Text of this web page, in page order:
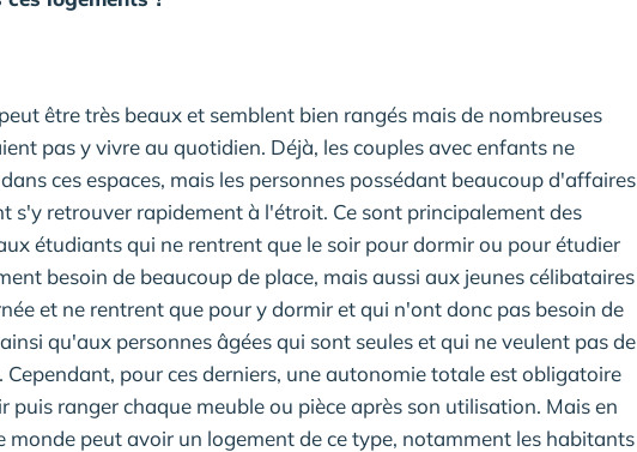
être très beaux et semblent bien rangés mais de nombreuses
pas y vivre au quotidien. Déjà, les couples avec enfants ne
ces espaces, mais les personnes possédant beaucoup d'affaires
s'y retrouver rapidement à l'étroit. Ce sont principalement des
étudiants qui ne rentrent que le soir pour dormir ou pour étudier
besoin de beaucoup de place, mais aussi aux jeunes célibataires
et ne rentrent que pour y dormir et qui n'ont donc pas besoin de
qu'aux personnes âgées qui sont seules et qui ne veulent pas de
Cependant, pour ces derniers, une autonomie totale est obligatoire
puis ranger chaque meuble ou pièce après son utilisation. Mais en
monde peut avoir un logement de ce type, notamment les habitants